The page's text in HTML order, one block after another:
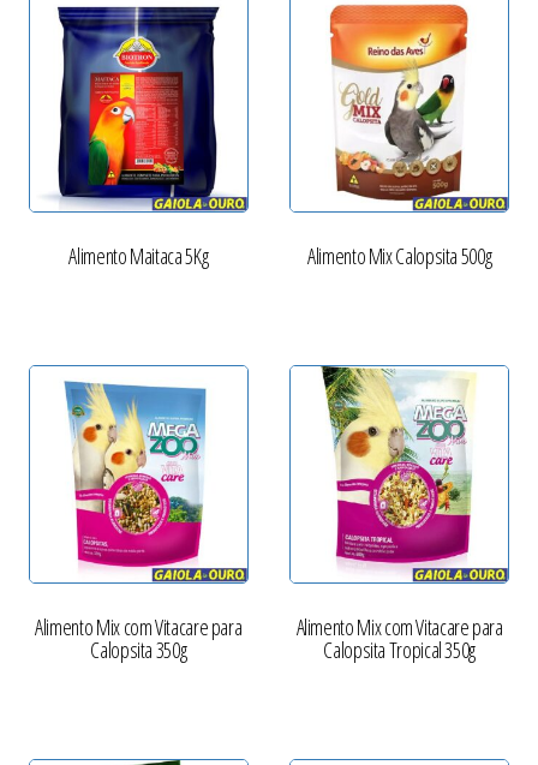
Alimento Maitaca 5Kg Alimento Mix Calopsita 500g
Alimento Mix com Vitacare para
Calopsita 350g
Alimento Mix com Vitacare para
Calopsita Tropical 350g